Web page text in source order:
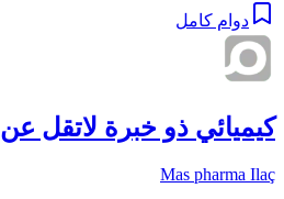
دوام كامل
كيميائي ذو خبرة لاتقل عن 5 سنوات
Mas pharma Ilaç